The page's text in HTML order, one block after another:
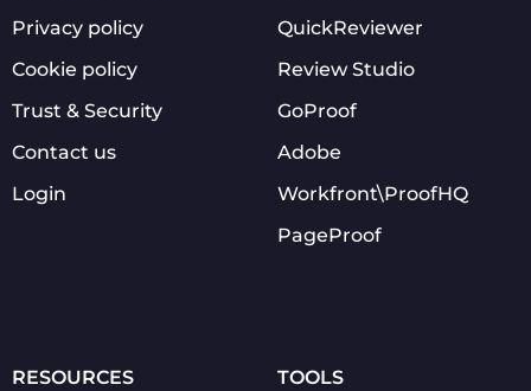
Privacy policy
Cookie policy
Trust & Security
Contact us
Login
QuickReviewer
Review Studio
GoProof
Adobe
Workfront\ProofHQ
PageProof
RESOURCES TOOLS